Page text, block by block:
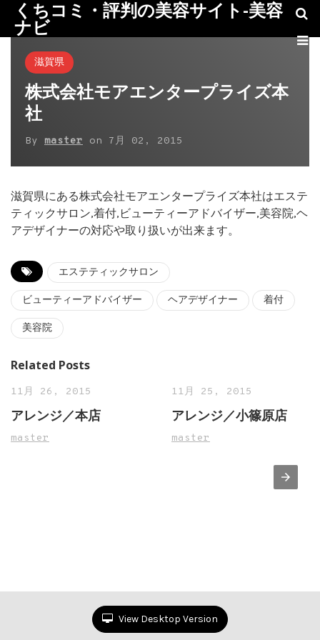
くちコミ・評判の美容サイト-美容
ナビ
滋賀県
株式会社モアエンタープライズ本
社
By master on 7月 02, 2015
滋賀県にある株式会社モアエンタープライズ本社はエステ
ティックサロン,着付,ビューティーアドバイザー,美容院,ヘ
アデザイナーの対応や取り扱いが出来ます。
エステティックサロン
ビューティーアドバイザー ヘアデザイナー 着付
美容院
Related Posts
11月 26, 2015
アレンジ／本店
master
11月 25, 2015
アレンジ／小篠原店
master
View Desktop Version